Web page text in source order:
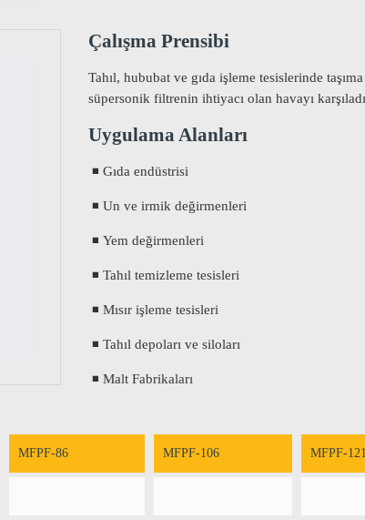
Çalışma Prensibi
Tahıl, hububat ve gıda işleme tesislerinde
süpersonik filtrenin ihtiyacı olan havayı
Uygulama Alanları
◾ Gıda endüstrisi
◾ Un ve irmik değirmenleri
◾ Yem değirmenleri
◾ Tahıl temizleme tesisleri
◾ Mısır işleme tesisleri
◾ Tahıl depoları ve siloları
◾ Malt Fabrikaları
MFPF-86 MFPF-106 MFPF-121